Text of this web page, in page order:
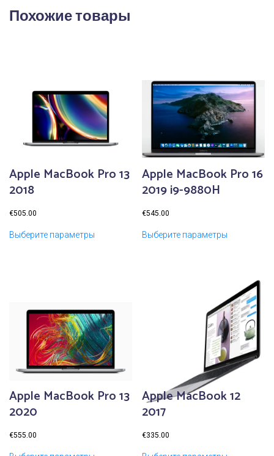
Похожие товары
Apple MacBook Pro 13
2018
€505.00
Выберите параметры
Apple MacBook Pro 16
2019 i9-9880H
€545.00
Выберите параметры
Apple MacBook Pro 13
2020
€555.00
Apple MacBook 12
2017
€335.00